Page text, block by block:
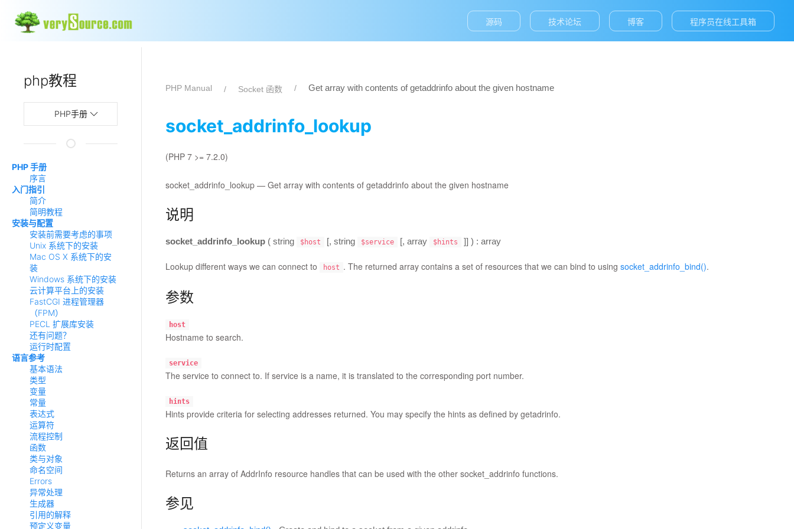
源码 技术论坛 博客 程序员在线工具箱
php教程
PHP手册
PHP 手册
序言
入门指引
简介
简明教程
安装与配置
安装前需要考虑的事项
Unix 系统下的安装
Mac OS X 系统下的安
装
Windows 系统下的安装
云计算平台上的安装
FastCGI 进程管理器
（FPM）
PECL 扩展库安装
还有问题？
运行时配置
语言参考
基本语法
类型
变量
常量
表达式
运算符
流程控制
函数
类与对象
命名空间
Errors
异常处理
生成器
引用的解释
预定义变量
PHP Manual Socket 函数 Get array with contents of getaddrinfo about the given hostname
socket_addrinfo_lookup
(PHP 7 >= 7.2.0)
socket_addrinfo_lookup — Get array with contents of getaddrinfo about the given hostname
说明
socket_addrinfo_lookup ( string $host [, string $service [, array $hints ]] ) : array
Lookup different ways we can connect to host . The returned array contains a set of resources that we can bind to using socket_addrinfo_bind().
参数
host
Hostname to search.
service
The service to connect to. If service is a name, it is translated to the corresponding port number.
hints
Hints provide criteria for selecting addresses returned. You may specify the hints as defined by getadrinfo.
返回值
Returns an array of AddrInfo resource handles that can be used with the other socket_addrinfo functions.
参见